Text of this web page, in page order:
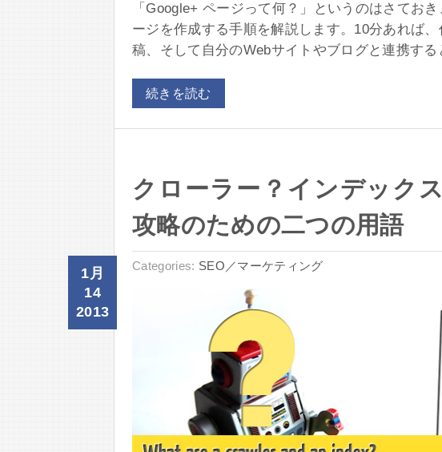
「Google+ ページって何？」というのはさてお
ージを作成する手順を解説します。10分あれば
稿、そして自分のWebサイトやブログと連携す
続きを読む
クローラー？インデック
攻略のための二つの用語
1月
14
2013
Categories: SEO／マーケティング